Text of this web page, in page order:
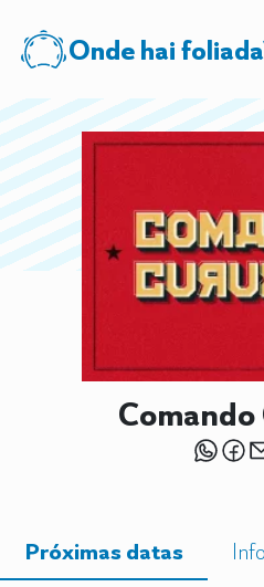
Onde hai
Próximas datas